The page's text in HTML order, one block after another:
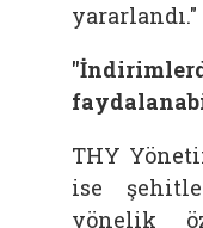
yararlandı."
THY
ise
yönelik